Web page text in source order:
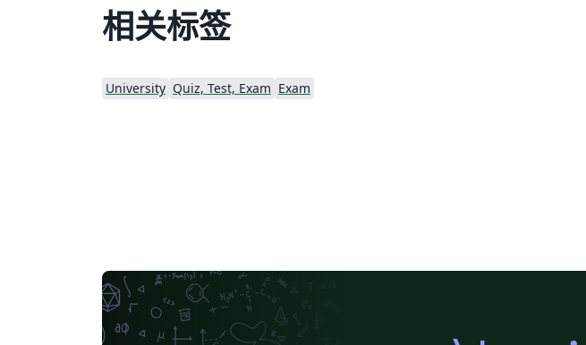
相关标签
University Quiz, Test, Exam Exam